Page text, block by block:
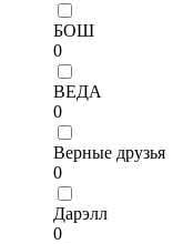
БОШ
0
ВЕДА
0
Верные друзья
0
Дарэлл
0